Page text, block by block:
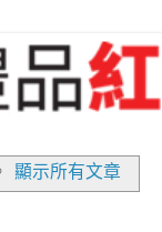
顯示所有文章